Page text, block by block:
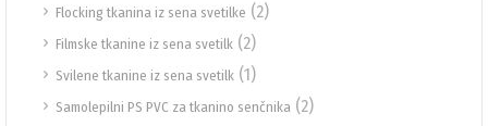
Flocking tkanina iz sena svetilke (2)
Filmske tkanine iz sena svetilk (2)
Svilene tkanine iz sena svetilk (1)
Samolepilni PS PVC za tkanino senčnika (2)